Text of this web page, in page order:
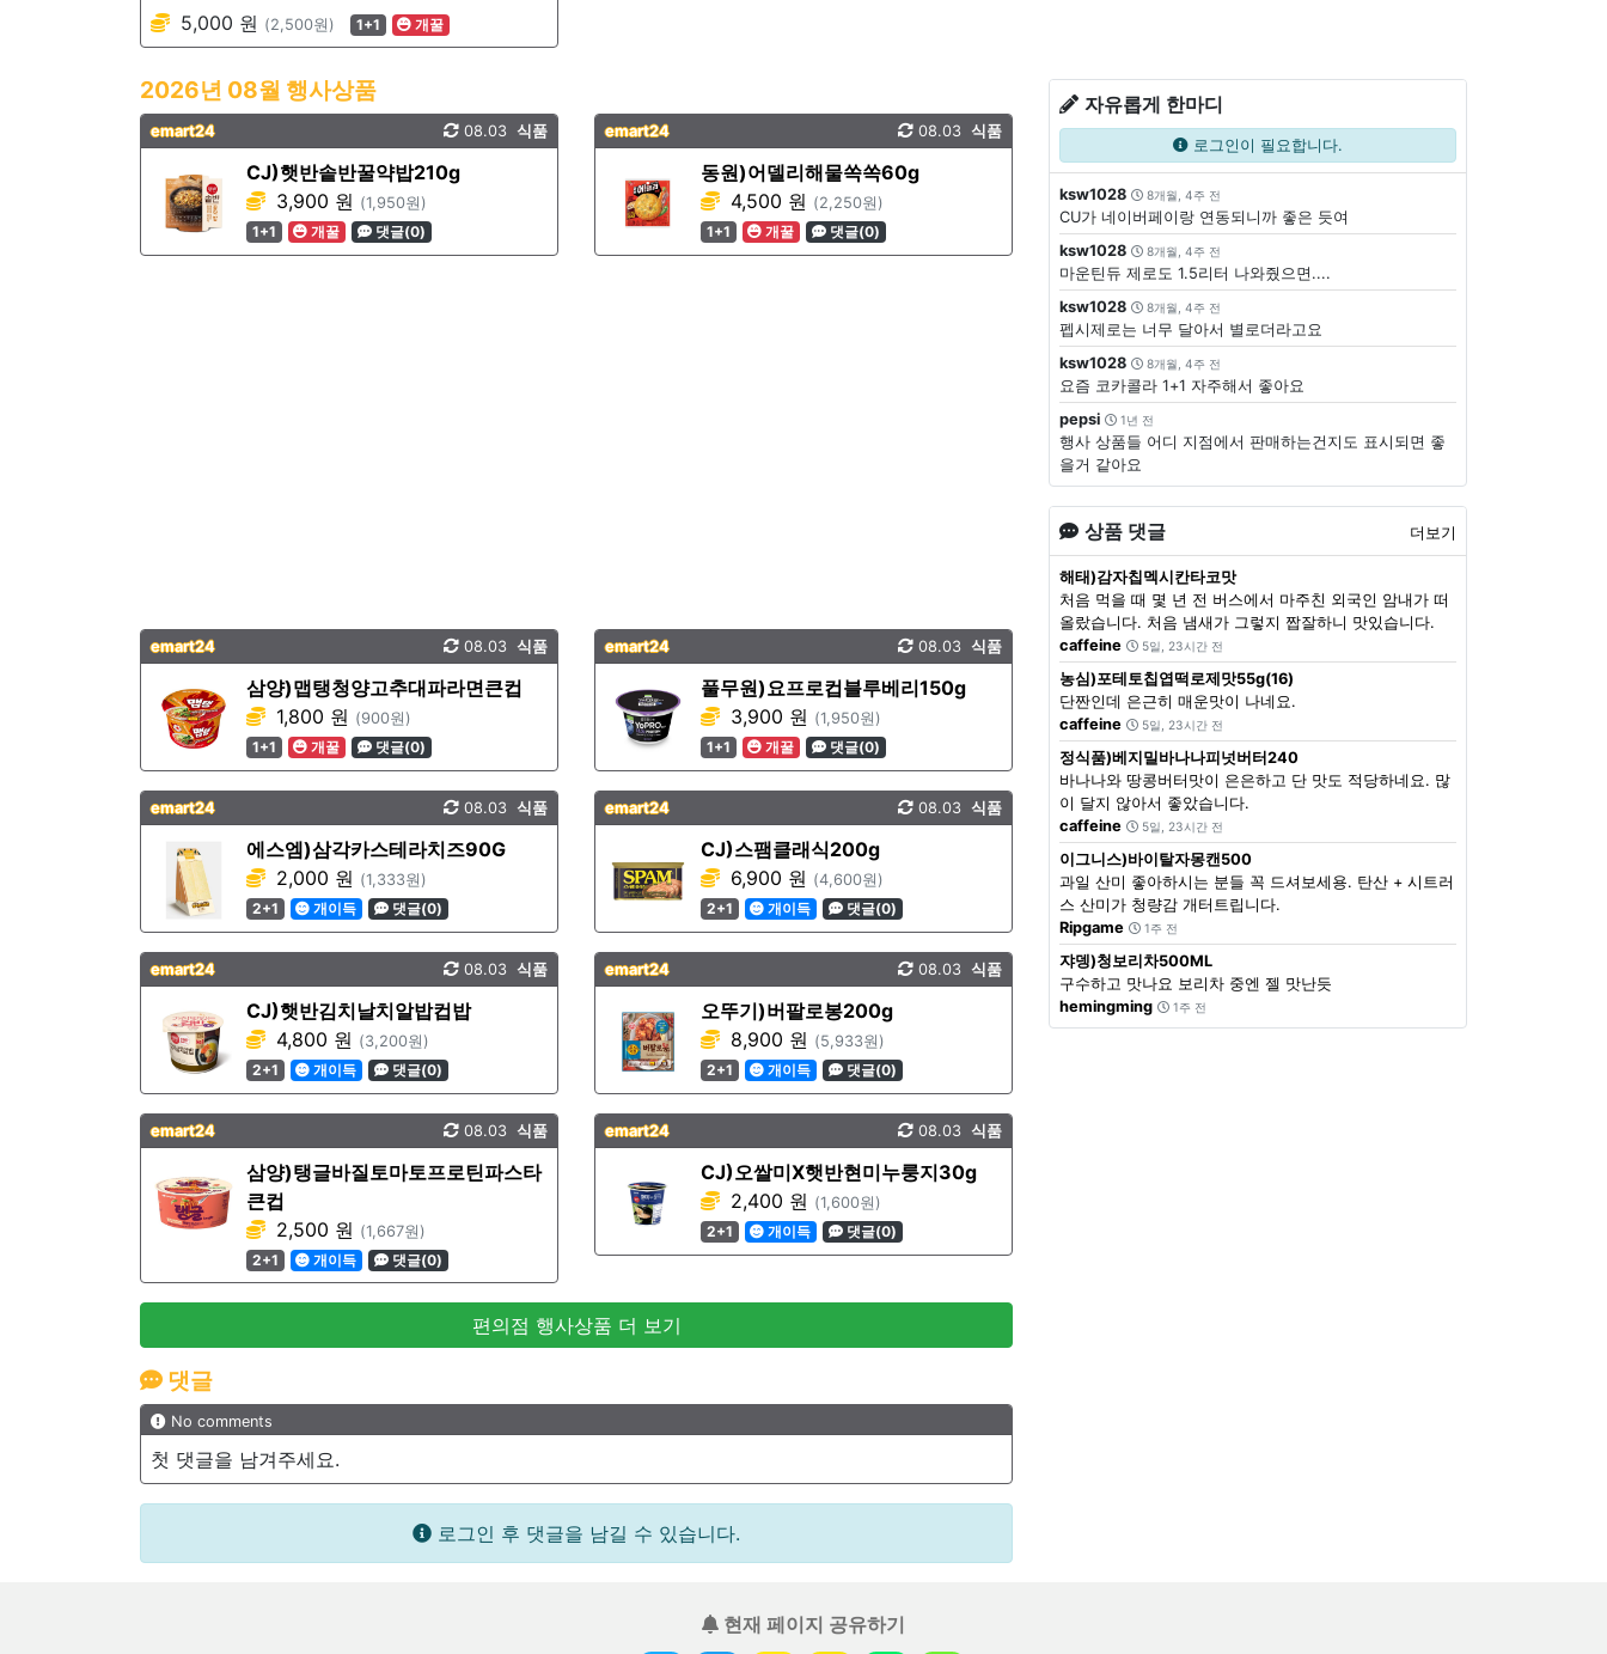
5,000 원 (2,500원) 1+1 개꿀
2026년 08월 행사상품
emart24 식품
08.03
CJ)햇반솥반꿀약밥210g
3,900 원 (1,950원)
1+1
개꿀 댓글(0)
emart24 식품
08.03
동원)어델리해물쏙쏙60g
4,500 원 (2,250원)
1+1
개꿀 댓글(0)
emart24 식품
08.03
삼양)맵탱청양고추대파라면큰컵
1,800 원 (900원)
1+1
개꿀 댓글(0)
emart24 식품
08.03
풀무원)요프로컵블루베리150g
3,900 원 (1,950원)
1+1
개꿀 댓글(0)
emart24 식품
08.03
에스엠)삼각카스테라치즈90G
2,000 원 (1,333원)
2+1
개이득 댓글(0)
emart24 식품
08.03
CJ)스팸클래식200g
6,900 원 (4,600원)
2+1
개이득 댓글(0)
emart24 식품
08.03
CJ)햇반김치날치알밥컵밥
4,800 원 (3,200원)
2+1
개이득 댓글(0)
emart24 식품
08.03
오뚜기)버팔로봉200g
8,900 원 (5,933원)
2+1
개이득 댓글(0)
emart24 식품
08.03
삼양)탱글바질토마토프로틴파스타
큰컵
2,500 원 (1,667원)
2+1
개이득 댓글(0)
emart24 식품
08.03
CJ)오쌀미X햇반현미누룽지30g
2,400 원 (1,600원)
2+1
개이득 댓글(0)
편의점 행사상품 더 보기
댓글
No comments
첫 댓글을 남겨주세요.
로그인 후 댓글을 남길 수 있습니다.
자유롭게 한마디
로그인이 필요합니다.
ksw1028 8개월, 4주 전
CU가 네이버페이랑 연동되니까 좋은 듯여
ksw1028
8개월, 4주 전
마운틴듀 제로도 1.5리터 나와줬으면....
ksw1028
8개월, 4주 전
펩시제로는 너무 달아서 별로더라고요
ksw1028
8개월, 4주 전
요즘 코카콜라 1+1 자주해서 좋아요
pepsi
1년 전
행사 상품들 어디 지점에서 판매하는건지도 표시되면 좋
을거 같아요
상품 댓글 더보기
해태)감자칩멕시칸타코맛
처음 먹을 때 몇 년 전 버스에서 마주친 외국인 암내가 떠
올랐습니다. 처음 냄새가 그렇지 짭잘하니 맛있습니다.
caffeine
5일, 23시간 전
농심)포테토칩엽떡로제맛55g(16)
단짠인데 은근히 매운맛이 나네요.
caffeine
5일, 23시간 전
정식품)베지밀바나나피넛버터240
바나나와 땅콩버터맛이 은은하고 단 맛도 적당하네요. 많
이 달지 않아서 좋았습니다.
caffeine
5일, 23시간 전
이그니스)바이탈자몽캔500
과일 산미 좋아하시는 분들 꼭 드셔보세용. 탄산 + 시트러
스 산미가 청량감 개터트립니다.
Ripgame
1주 전
쟈뎅)청보리차500ML
구수하고 맛나요 보리차 중엔 젤 맛난듯
hemingming
1주 전
현재 페이지 공유하기